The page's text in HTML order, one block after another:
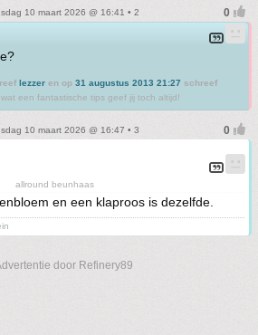
10 maart 2026 @ 16:41 • 2
lezzer en op 31 augustus 2013 21:27 schreef
een fantastische tips geef jij toch altijd!
10 maart 2026 @ 16:47 • 3
allround beunhaas
en een klaproos is dezelfde.
door Refinery89